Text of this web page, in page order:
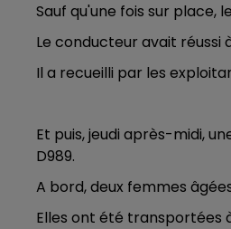
Sauf qu'une fois sur
Le conducteur avait réussi
Il a recueilli par les
Et puis, jeudi après-midi,
D989.
A bord, deux femmes
Elles ont été transportées